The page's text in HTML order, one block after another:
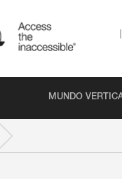
MUNDO